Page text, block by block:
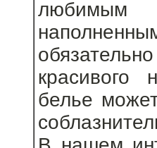
любимым
красивого
белье